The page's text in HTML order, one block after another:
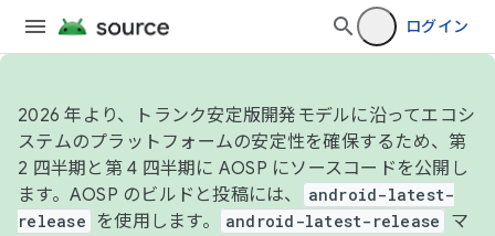
ログイン
2026 年より、トランク安定版開発モデルに沿ってエコシ
ステムのプラットフォームの安定性を確保するため、第
2 四半期と第 4 四半期に AOSP にソースコードを公開し
ます。AOSP のビルドと投稿には、
android-latest-
release
を使用します。 android-latest-release
マ